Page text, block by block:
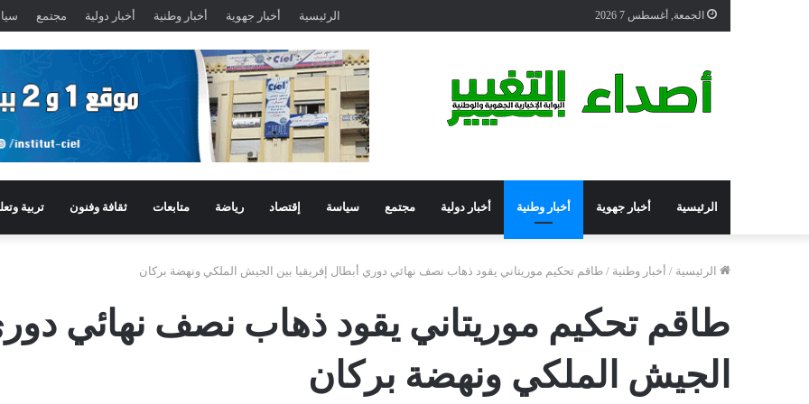
الجمعة, أغسطس 7 2026 الرئيسية أخبار جهوية أخبار وطنية أخبار دولية مجتمع
الرئيسية أخبار جهوية أخبار وطنية أخبار دولية مجتمع سياسة إقتصاد رياضة متابعات ثقافة وفنون تربية
الرئيسية / أخبار وطنية / طاقم تحكيم موريتاني يقود ذهاب نصف نهائي دوري أبطال إفريقيا بين الجيش الملكي ونهضة بركان
طاقم تحكيم موريتاني يقود ذهاب نصف نهائي
الجيش الملكي ونهضة بركان